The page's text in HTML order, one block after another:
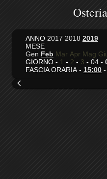
ANNO 2017 2018 2019
MESE
Gen Feb Mar Apr Mag
GIORNO - 1 - 2 - 3 - 04 -
FASCIA ORARIA - 15:00 -